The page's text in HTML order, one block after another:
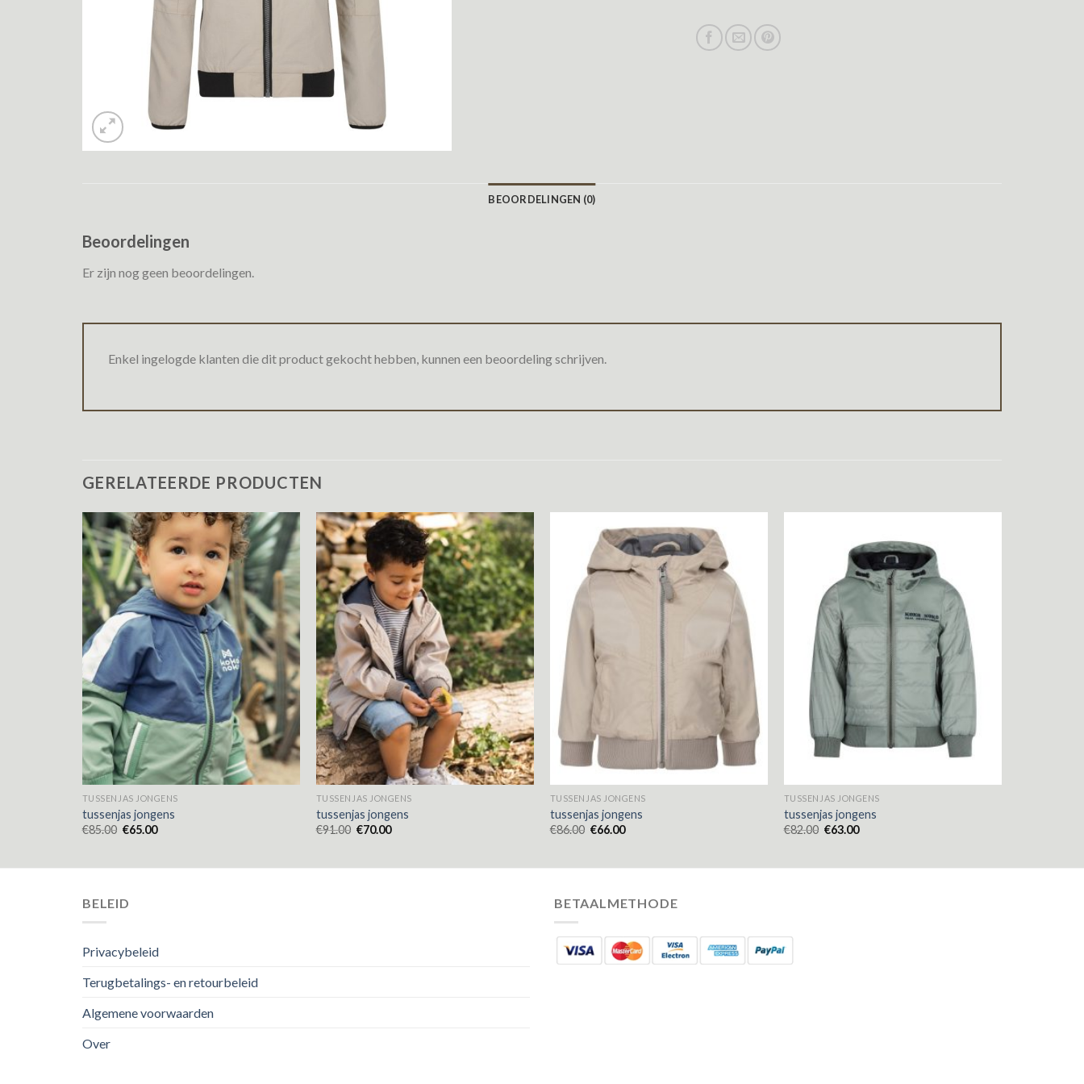
BEOORDELINGEN (0)
Beoordelingen
Er zijn nog geen beoordelingen.
Enkel ingelogde klanten die dit product gekocht hebben, kunnen een beoordeling schrijven.
GERELATEERDE PRODUCTEN
TUSSENJAS JONGENS
tussenjas jongens
€85.00 €65.00
TUSSENJAS JONGENS
tussenjas jongens
€91.00 €70.00
TUSSENJAS JONGENS
tussenjas jongens
€86.00 €66.00
TUSSENJAS JONGENS
tussenjas jongens
€82.00 €63.00
BELEID
Privacybeleid
Terugbetalings- en retourbeleid
Algemene voorwaarden
Over
BETAALMETHODE